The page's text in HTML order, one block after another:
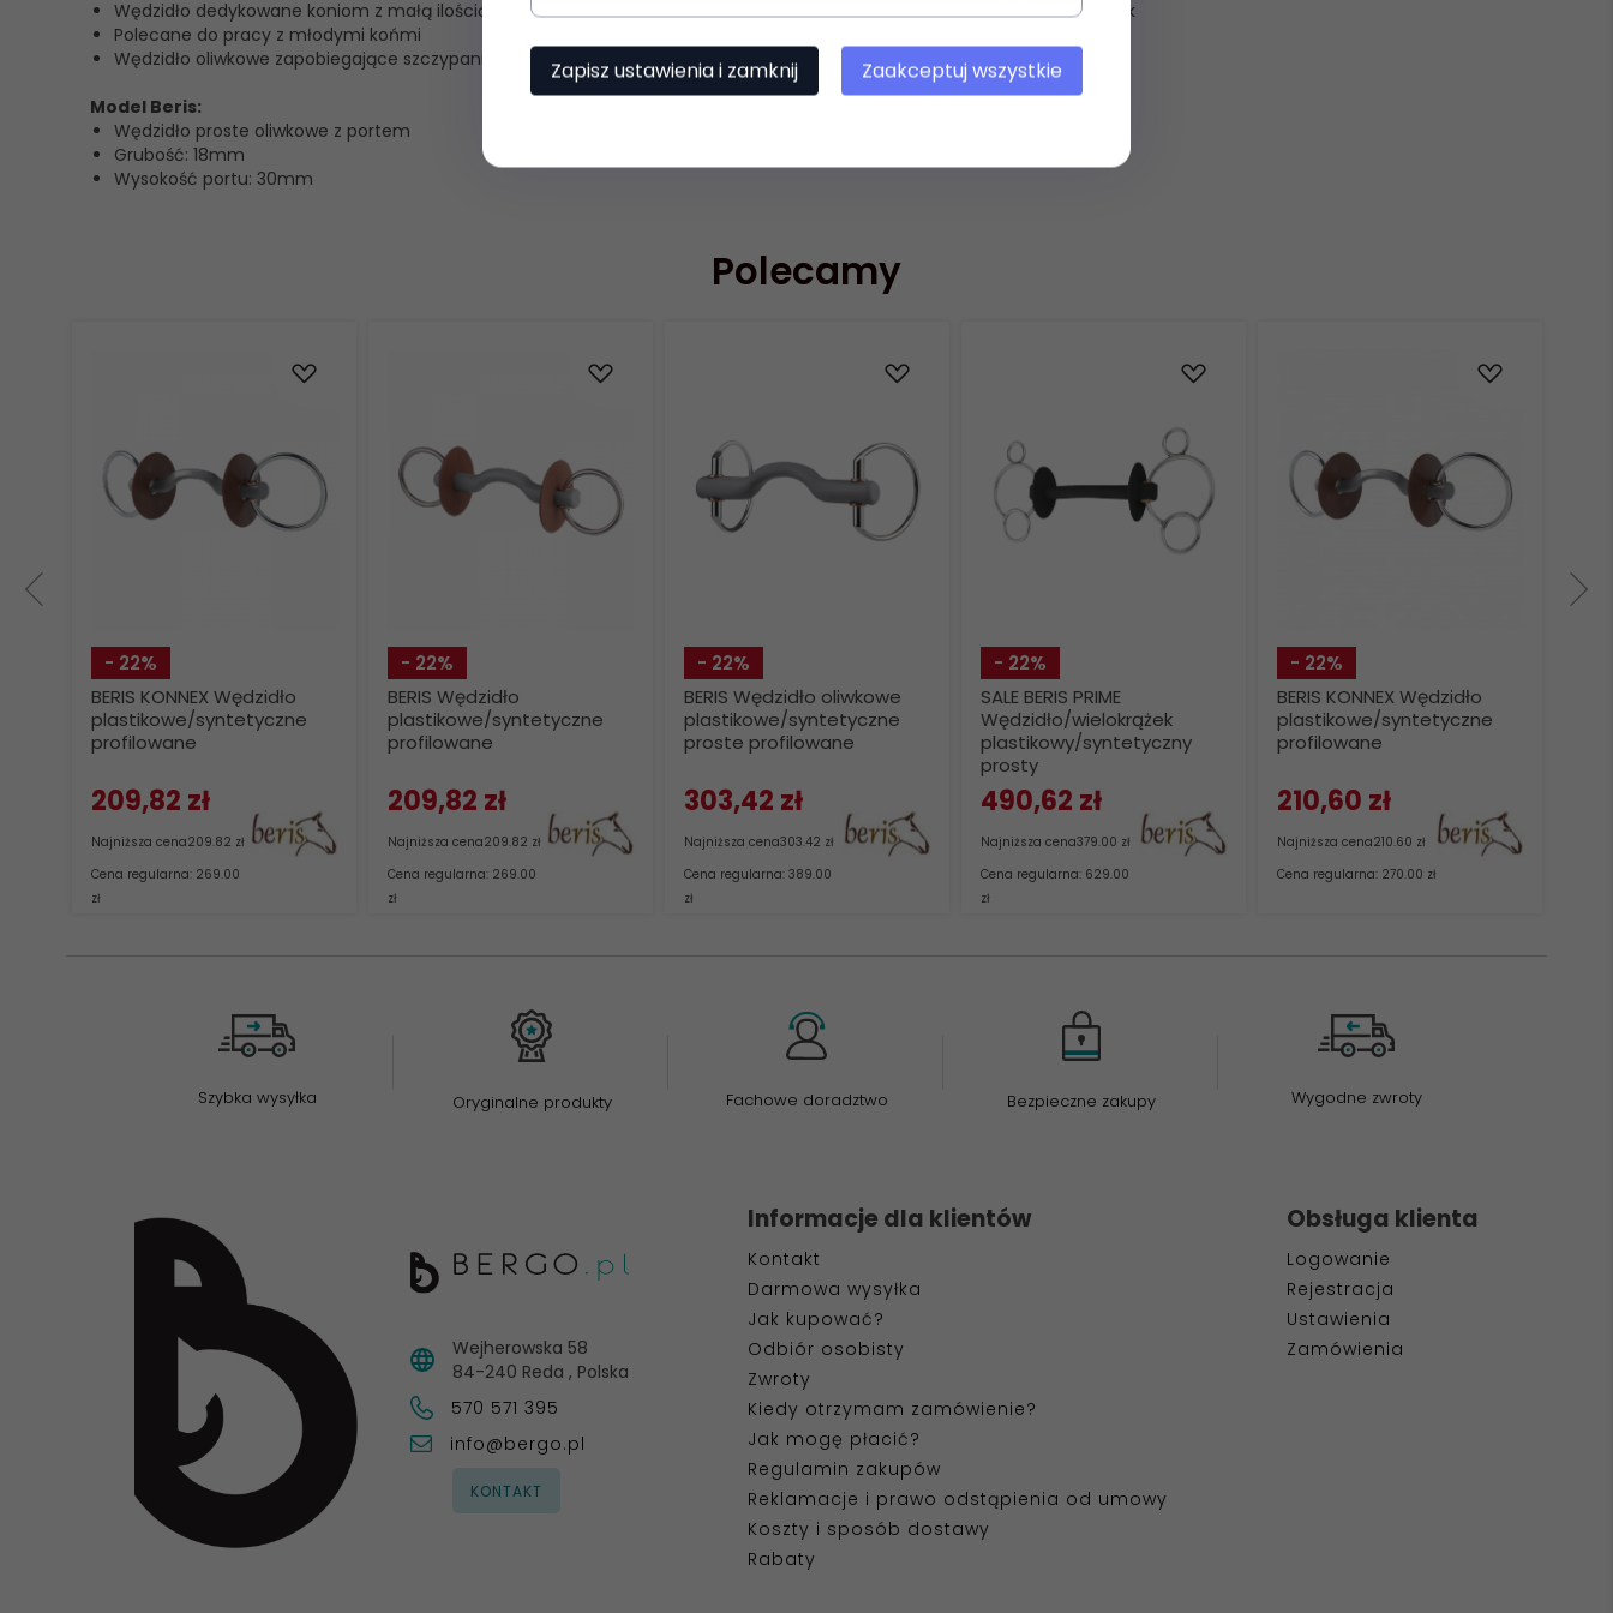
Wędzidło dedykowane koniom z małą ilością miejsca w pysku, koniom starszym oraz tym nietolerującym nacisku na język
Polecane do pracy z młodymi końmi
Wędzidło oliwkowe zapobiegające szczypaniu kącików ust
Model Beris:
Wędzidło proste oliwkowe z portem
Grubość: 18mm
Wysokość portu: 30mm
Polecamy
- 22%
BERIS KONNEX Wędzidło
plastikowe/syntetyczne
profilowane
209,82 zł
Najniższa cena209.82 zł
Cena regularna: 269.00
zł
- 22%
BERIS Wędzidło
plastikowe/syntetyczne
profilowane
209,82 zł
Najniższa cena209.82 zł
Cena regularna: 269.00
zł
- 22%
BERIS Wędzidło oliwkowe
plastikowe/syntetyczne
proste profilowane
303,42 zł
Najniższa cena303.42 zł
Cena regularna: 389.00
zł
- 22%
SALE BERIS PRIME
Wędzidło/wielokrążek
plastikowy/syntetyczny
prosty
490,62 zł
Najniższa cena379.00 zł
Cena regularna: 629.00
zł
- 22%
BERIS KONNEX Wędzidło
plastikowe/syntetyczne
profilowane
210,60 zł
Najniższa cena210.60 zł
Cena regularna: 270.00 zł
Szybka wysyłka Oryginalne produkty Fachowe doradztwo Bezpieczne zakupy Wygodne zwroty
Wejherowska 58
84-240 Reda , Polska
570 571 395
info@bergo.pl
KONTAKT
Informacje dla klientów
Kontakt
Darmowa wysyłka
Jak kupować?
Odbiór osobisty
Zwroty
Kiedy otrzymam zamówienie?
Jak mogę płacić?
Regulamin zakupów
Reklamacje i prawo odstąpienia od umowy
Koszty i sposób dostawy
Rabaty
Obsługa klienta
Logowanie
Rejestracja
Ustawienia
Zamówienia
Zapisz ustawienia i zamknij Zaakceptuj wszystkie